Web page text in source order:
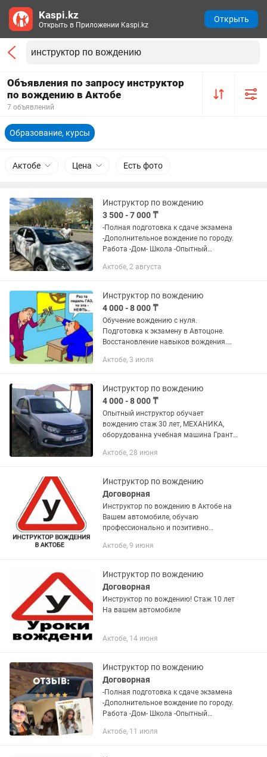
Объявления по запросу инструктор
по вождению в Актобе
7 объявлений
Образование, курсы
Актобе Цена Есть фото
Инструктор по вождению
3 500 - 7 000 ₸
-Полная подготовка к сдаче экзамена
-Дополнительное вождение по городу.
Работа -Дом- Школа -Опытный
привычек -Комфортная машина с
1000выпущенных,...
Актобе, 2 августа
Инструктор по вождению
4 000 - 8 000 ₸
Обучение вождению с нуля.
Подготовка к экзамену в Автоцоне.
Восстановление навыков вождения.
Отдельный урок парковки. Работаем
Актобе, 3 июля
Инструктор по вождению
4 000 - 8 000 ₸
Опытный инструктор обучает
вождению стаж 30 лет, МЕХАНИКА,
оборудованна учебная машина Гранта,
ПДД, мастера п/о, инструктора по
Актобе, 28 июня
Инструктор по вождению
Договорная
Инструктор по вождению в Актобе на
Вашем автомобиле, обучаю
профессионально и позитивно
избавиться от страха и неуверености
23:00...
Актобе, 9 июня
Инструктор по вождению
Договорная
Инструктор по вождению! Стаж 10 лет
На вашем автомобиле
Актобе, 14 июня
Инструктор по вождению
Договорная
-Полная подготовка к сдаче экзамена
-Дополнительное вождение по городу.
Работа -Дом- Школа -Опытный
привычек -Комфортная машина с
Актобе, 11 июля
Kaspi.kz
Открыть в Приложении Kaspi.kz
Открыть